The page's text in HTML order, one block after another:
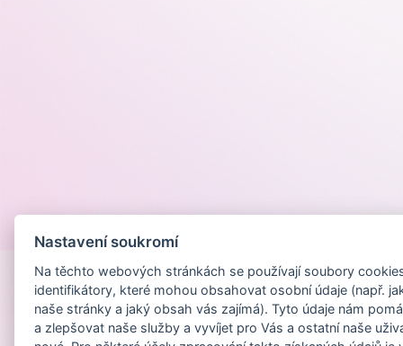
Nastavení soukromí
Na těchto webových stránkách se používají soubory
identifikátory, které mohou obsahovat osobní údaje (např.
naše stránky a jaký obsah vás zajímá). Tyto údaje nám
a zlepšovat naše služby a vyvíjet pro Vás a ostatní naše